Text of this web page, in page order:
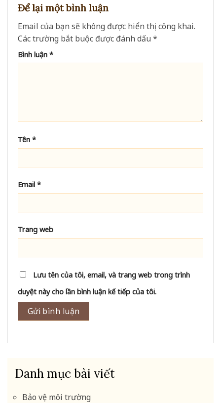
Để lại một bình luận
Email của bạn sẽ không được hiển thị công khai.
Các trường bắt buộc được đánh dấu *
Bình luận *
Tên *
Email *
Trang web
Lưu tên của tôi, email, và trang web trong trình
duyệt này cho lần bình luận kế tiếp của tôi.
Danh mục bài viết
Bảo vệ môi trường